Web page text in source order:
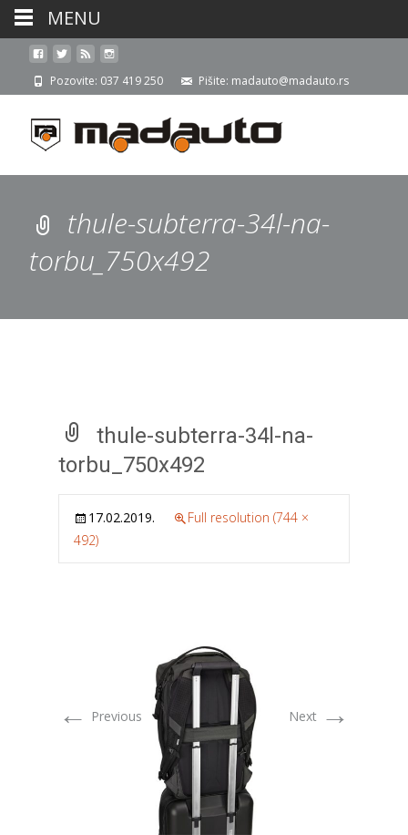
Pozovite: 037 419 250 Pišite: madauto@madauto.rs
thule-subterra-34l-na-
torbu_750x492
thule-subterra-34l-na-
torbu_750x492
17.02.2019.
Full resolution (744 ×
492)
← Previous Next →
MENU